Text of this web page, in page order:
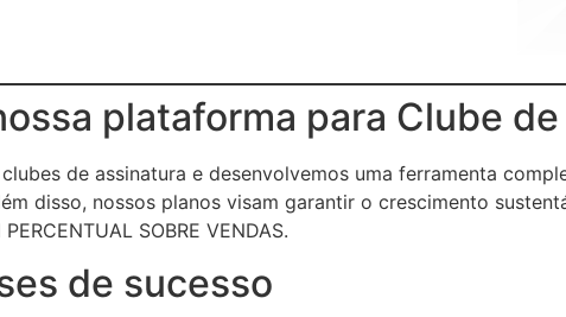
plataforma para Clube
de assinatura e desenvolvemos uma ferramenta
disso, nossos planos visam garantir o crescimento
SOBRE VENDAS.
de sucesso